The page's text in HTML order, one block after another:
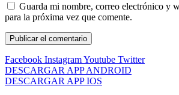
Guarda mi nombre, correo electrónico y
para la próxima vez que comente.
Facebook InstagramYoutube Twitter
DESCARGAR APP ANDROID
DESCARGAR APP IOS